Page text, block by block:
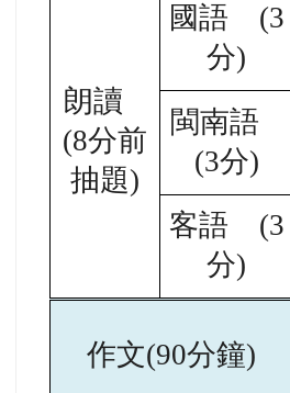
朗讀
(8分前
抽題)
國語 (3
分)
閩南語
(3分)
客語 (3
分)
作文(90分鐘)